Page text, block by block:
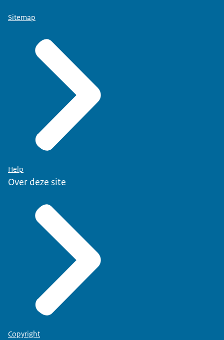
Sitemap
Help
Over deze site
Copyright